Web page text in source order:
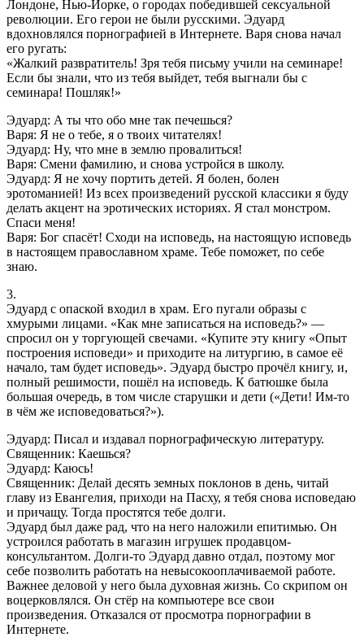
Лондоне, Нью-Йорке, о городах победившей сексуальной
революции. Его герои не были русскими. Эдуард
вдохновлялся порнографией в Интернете. Варя снова начал
его ругать:
«Жалкий развратитель! Зря тебя письму учили на семинаре!
Если бы знали, что из тебя выйдет, тебя выгнали бы с
семинара! Пошляк!»
Эдуард: А ты что обо мне так печешься?
Варя: Я не о тебе, я о твоих читателях!
Эдуард: Ну, что мне в землю провалиться!
Варя: Смени фамилию, и снова устройся в школу.
Эдуард: Я не хочу портить детей. Я болен, болен
эротоманией! Из всех произведений русской классики я буду
делать акцент на эротических историях. Я стал монстром.
Спаси меня!
Варя: Бог спасёт! Сходи на исповедь, на настоящую исповедь
в настоящем православном храме. Тебе поможет, по себе
знаю.
3.
Эдуард с опаской входил в храм. Его пугали образы с
хмурыми лицами. «Как мне записаться на исповедь?» —
спросил он у торгующей свечами. «Купите эту книгу «Опыт
построения исповеди» и приходите на литургию, в самое её
начало, там будет исповедь». Эдуард быстро прочёл книгу, и,
полный решимости, пошёл на исповедь. К батюшке была
большая очередь, в том числе старушки и дети («Дети! Им-то
в чём же исповедоваться?»).
Эдуард: Писал и издавал порнографическую литературу.
Священник: Каешься?
Эдуард: Каюсь!
Священник: Делай десять земных поклонов в день, читай
главу из Евангелия, приходи на Пасху, я тебя снова исповедаю
и причащу. Тогда простятся тебе долги.
Эдуард был даже рад, что на него наложили епитимью. Он
устроился работать в магазин игрушек продавцом-
консультантом. Долги-то Эдуард давно отдал, поэтому мог
себе позволить работать на невысокооплачиваемой работе.
Важнее деловой у него была духовная жизнь. Со скрипом он
воцерковлялся. Он стёр на компьютере все свои
произведения. Отказался от просмотра порнографии в
Интернете.